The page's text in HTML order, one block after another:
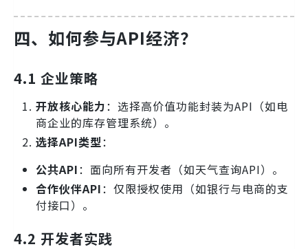
四、如何参与API经济？
4.1 企业策略
开放核心能力：选择高价值功能封装为API（如电
商企业的库存管理系统）。
选择API类型：
公共API：面向所有开发者（如天气查询API）。
合作伙伴API：仅限授权使用（如银行与电商的支
付接口）。
4.2 开发者实践